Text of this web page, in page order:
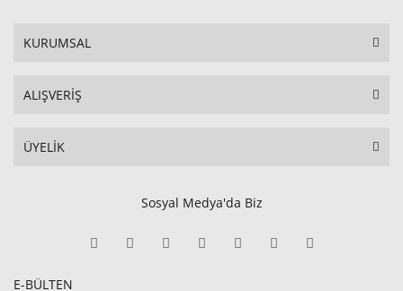
KURUMSAL
ALIŞVERİŞ
ÜYELİK
Sosyal Medya'da Biz
E-BÜLTEN